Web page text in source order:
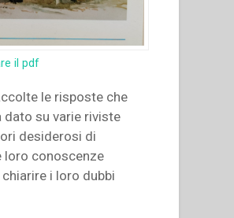
il pdf
le risposte che
dato su varie riviste
desiderosi di
loro conoscenze
i loro dubbi